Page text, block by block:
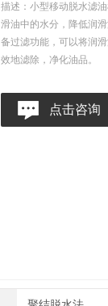
描述：小型移动脱水滤
滑油中的水分，降低润
备过滤功能，可以将润
效地滤除，净化油品。
点击咨询